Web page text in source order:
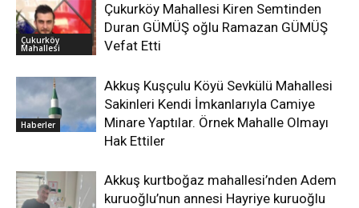
Çukurköy
Mahallesi
Çukurköy Mahallesi Kiren Semtinden
Duran GÜMÜŞ oğlu Ramazan GÜMÜŞ
Vefat Etti
Haberler
Akkuş Kuşçulu Köyü Sevkülü Mahallesi
Sakinleri Kendi İmkanlarıyla Camiye
Minare Yaptılar. Örnek Mahalle Olmayı
Hak Ettiler
Akkuş kurtboğaz mahallesi’nden Adem
kuruoğlu’nun annesi Hayriye kuruoğlu